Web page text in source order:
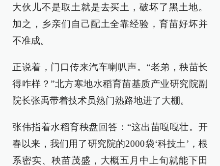
大伙儿不是取土就是去买土，破坏了黑土地。
加之，乡亲们自己配土全靠经验，育苗好坏并
不准成。
正说着，门口传来汽车喇叭声。“老弟，秧苗长
得咋样？”北方寒地水稻育苗基质产业研究院副
院长张禹带着技术员熟门熟路地进了大棚。
张伟指着水稻育秧盘回答：“这出苗嘎嘎壮。开
春以来，我们用了研究院的2000袋‘科技土’，根
系密实、秧苗茂盛，大概五月中上旬就能下田